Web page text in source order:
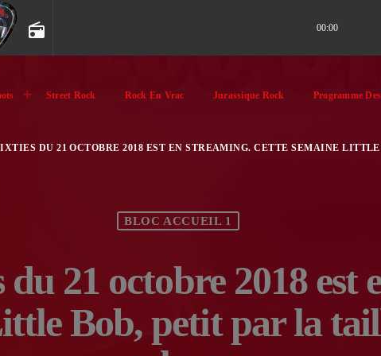
radio 00:00
Street Rock Rock En Vrac Jurassique Rock Programme
DU 21 OCTOBRE 2018 EST EN STREAMING. CETTE SEMAINE
BLOC ACCUEIL 1
du 21 octobre 2018 est
Bob, petit par la